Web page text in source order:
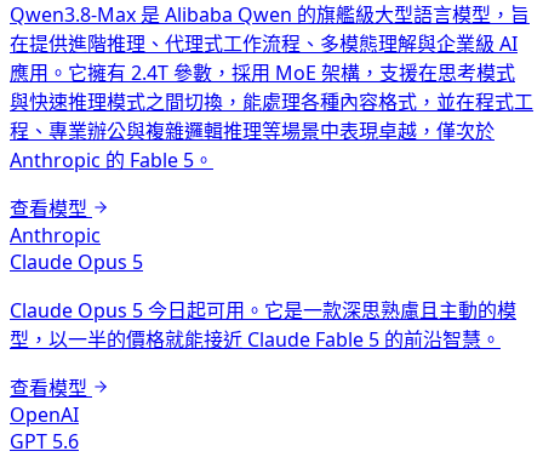
Qwen3.8-Max 是 Alibaba Qwen 的旗艦級大型語言模型，旨
在提供進階推理、代理式工作流程、多模態理解與企業級 AI
應用。它擁有 2.4T 參數，採用 MoE 架構，支援在思考模式
與快速推理模式之間切換，能處理各種內容格式，並在程式工
程、專業辦公與複雜邏輯推理等場景中表現卓越，僅次於
Anthropic 的 Fable 5。
查看模型
Anthropic
Claude Opus 5
Claude Opus 5 今日起可用。它是一款深思熟慮且主動的模
型，以一半的價格就能接近 Claude Fable 5 的前沿智慧。
查看模型
OpenAI
GPT 5.6